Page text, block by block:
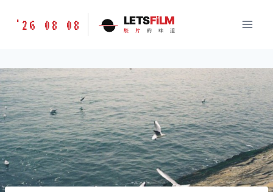
胶
味
道
LETSFILM
'26 08 08 LETSFiLM
胶 片 的 味 道